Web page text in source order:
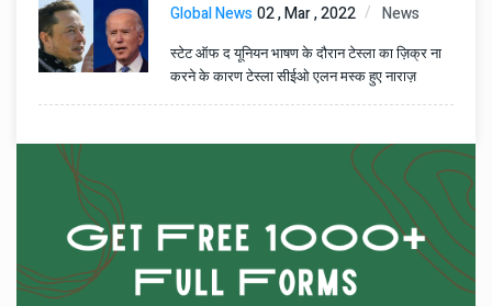
Global News02 , Mar , 2022 News
स्टेट ऑफ द यूनियन भाषण के दौरान टेस्ला का ज़िक्र ना
करने के कारण टेस्ला सीईओ एलन मस्क हुए नाराज़